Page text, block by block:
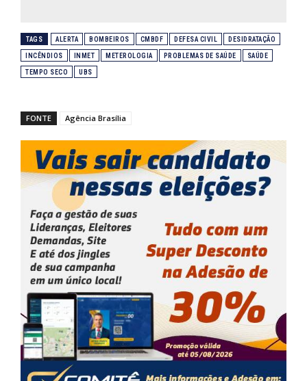
TAGS ALERTA BOMBEIROS CMBDF DEFESA CIVIL DESIDRATAÇÃO
INCÊNDIOS INMET METEROLOGIA PROBLEMAS DE SAÚDE SAÚDE
TEMPO SECO UBS
FONTE Agência Brasília